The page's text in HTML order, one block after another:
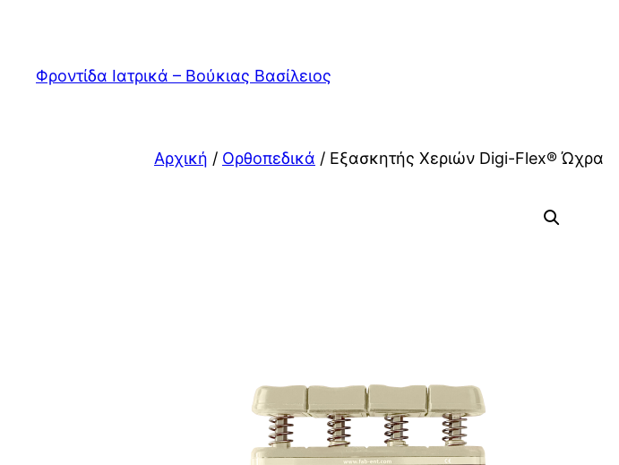
περιεχόμενο
Φροντίδα Ιατρικά – Βούκιας Βασίλειος
Αρχική / Ορθοπεδικά / Εξασκητής Χεριών Digi-Flex® Ώχρα